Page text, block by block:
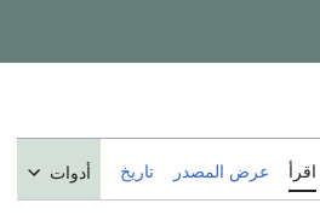
اقرأ عرض المصدر تاريخ أدوات